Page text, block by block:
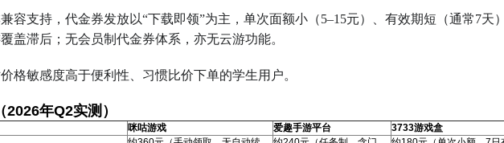
容支持，代金券发放以“下载即领”为主，单次面额小（5–15元）、有效期短（通常7天
盖滞后；无会员制代金券体系，亦无云游功能。
格敏感度高于便利性、习惯比价下单的学生用户。
年Q2实测）
咪咕游戏 爱趣手游平台
3733游戏盒